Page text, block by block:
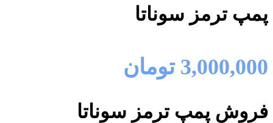
پمپ ترمز سوناتا
3,000,000 تومان
فروش پمپ ترمز سوناتا